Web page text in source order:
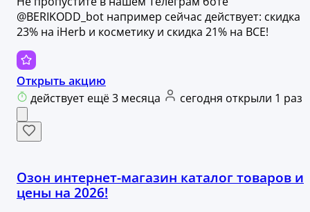
@BERIKODD_bot например сейчас действует: скидка
23% на iHerb и косметику и скидка 21% на ВСЕ!
Открыть акцию
действует ещё 3 месяца
сегодня открыли 1 раз
Озон интернет-магазин каталог товаров и
цены на 2026!